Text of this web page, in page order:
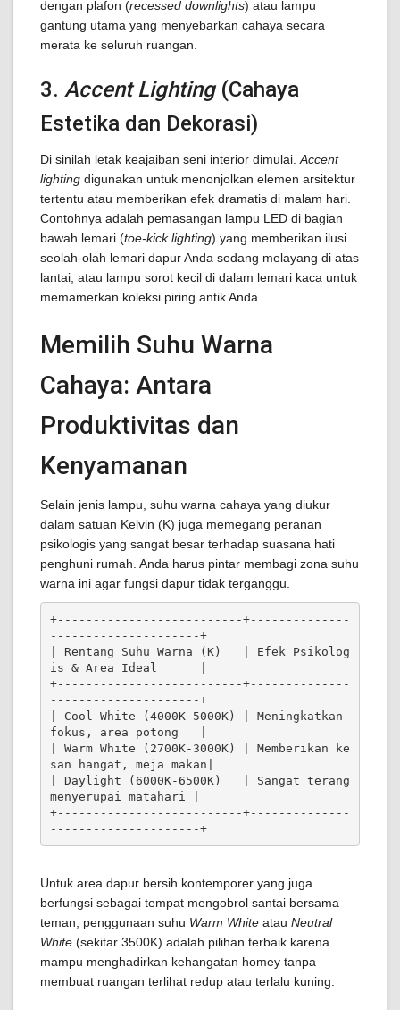
dengan plafon (recessed downlights) atau lampu
gantung utama yang menyebarkan cahaya secara
merata ke seluruh ruangan.
3. Accent Lighting(Cahaya
Estetika dan Dekorasi)
Di sinilah letak keajaiban seni interior dimulai. Accent
lighting digunakan untuk menonjolkan elemen arsitektur
tertentu atau memberikan efek dramatis di malam hari.
Contohnya adalah pemasangan lampu LED di bagian
bawah lemari (toe-kick lighting) yang memberikan ilusi
seolah-olah lemari dapur Anda sedang melayang di atas
lantai, atau lampu sorot kecil di dalam lemari kaca untuk
memamerkan koleksi piring antik Anda.
Memilih Suhu Warna
Cahaya: Antara
Produktivitas dan
Kenyamanan
Selain jenis lampu, suhu warna cahaya yang diukur
dalam satuan Kelvin (K) juga memegang peranan
psikologis yang sangat besar terhadap suasana hati
penghuni rumah. Anda harus pintar membagi zona suhu
warna ini agar fungsi dapur tidak terganggu.
+--------------------------+--------------
---------------------+
| Rentang Suhu Warna (K)   | Efek Psikolog
is & Area Ideal      |
+--------------------------+--------------
---------------------+
| Cool White (4000K-5000K) | Meningkatkan
fokus, area potong   |
| Warm White (2700K-3000K) | Memberikan ke
san hangat, meja makan|
| Daylight (6000K-6500K)   | Sangat terang
menyerupai matahari |
+--------------------------+--------------
---------------------+
Untuk area dapur bersih kontemporer yang juga
berfungsi sebagai tempat mengobrol santai bersama
teman, penggunaan suhu Warm White atau Neutral
White (sekitar 3500K) adalah pilihan terbaik karena
mampu menghadirkan kehangatan homey tanpa
membuat ruangan terlihat redup atau terlalu kuning.